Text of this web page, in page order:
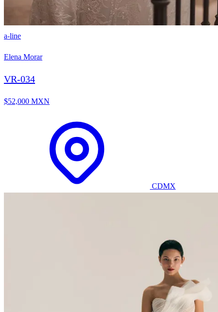
a-line
Elena Morar
VR-034
$52,000 MXN
CDMX